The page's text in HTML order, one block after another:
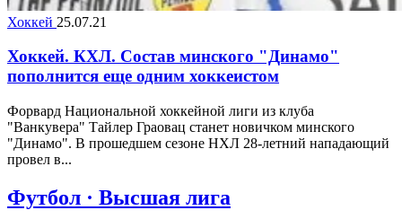
Хоккей 25.07.21
Хоккей. КХЛ. Состав минского "Динамо"
пополнится еще одним хоккеистом
Форвард Национальной хоккейной лиги из клуба
"Ванкувера" Тайлер Граовац станет новичком минского
"Динамо". В прошедшем сезоне НХЛ 28-летний нападающий
провел в...
Футбол · Высшая лига